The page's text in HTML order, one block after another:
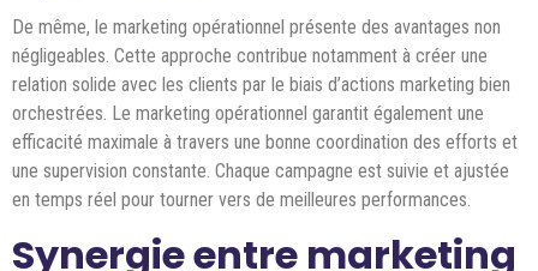
De même, le marketing opérationnel présente des avantages non
négligeables. Cette approche contribue notamment à créer une
relation solide avec les clients par le biais d’actions marketing bien
orchestrées. Le marketing opérationnel garantit également une
efficacité maximale à travers une bonne coordination des efforts et
une supervision constante. Chaque campagne est suivie et ajustée
en temps réel pour tourner vers de meilleures performances.
Synergie entre marketing